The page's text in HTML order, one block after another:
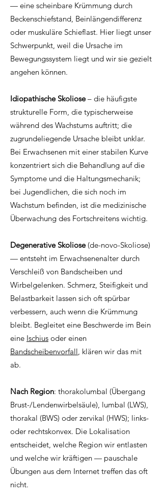
— eine scheinbare Krümmung durch
Beckenschiefstand, Beinlängendifferenz
oder muskuläre Schieflast. Hier liegt unser
Schwerpunkt, weil die Ursache im
Bewegungssystem liegt und wir sie gezielt
angehen können.
Idiopathische Skoliose– die häufigste
strukturelle Form, die typischerweise
während des Wachstums auftritt; die
zugrundeliegende Ursache bleibt unklar.
Bei Erwachsenen mit einer stabilen Kurve
konzentriert sich die Behandlung auf die
Symptome und die Haltungsmechanik;
bei Jugendlichen, die sich noch im
Wachstum befinden, ist die medizinische
Überwachung des Fortschreitens wichtig.
Degenerative Skoliose(de-novo-Skoliose)
— entsteht im Erwachsenenalter durch
Verschleiß von Bandscheiben und
Wirbelgelenken. Schmerz, Steifigkeit und
Belastbarkeit lassen sich oft spürbar
verbessern, auch wenn die Krümmung
bleibt. Begleitet eine Beschwerde im Bein
eine Ischius oder einen
Bandscheibenvorfall, klären wir das mit
ab.
Nach Region: thorakolumbal (Übergang
Brust-/Lendenwirbelsäule), lumbal (LWS),
thorakal (BWS) oder zervikal (HWS); links-
oder rechtskonvex. Die Lokalisation
entscheidet, welche Region wir entlasten
und welche wir kräftigen — pauschale
Übungen aus dem Internet treffen das oft
nicht.